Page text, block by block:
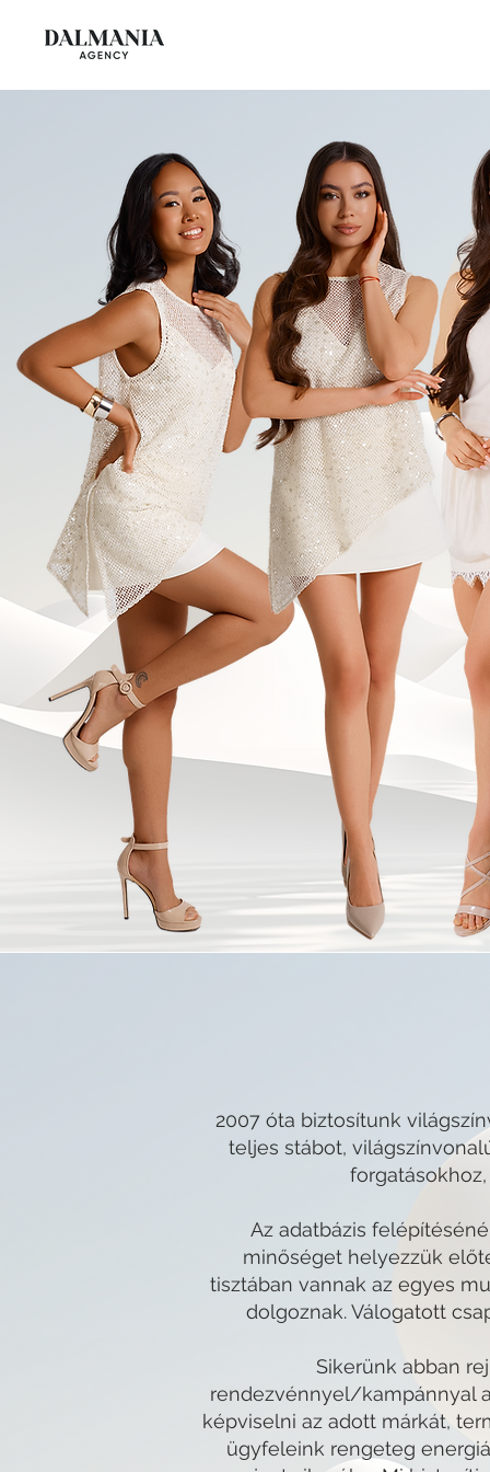
2007 óta biztosítunk
teljes stábot,
Az adatbázis
minőséget helyezzük
tisztában vannak az egyes
dolgoznak. Válogatott
Sikerünk abban
rendezvénnyel/kampánnyal
képviselni az adott márkát,
ügyfeleink rengeteg